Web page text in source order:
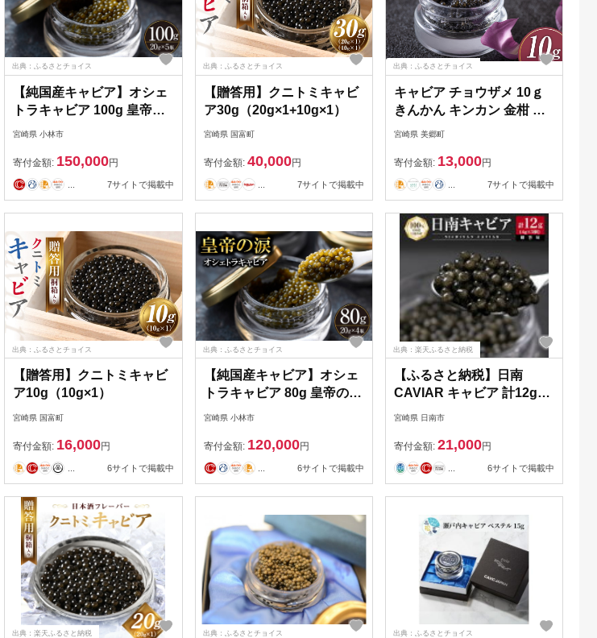
出典：ふるさとチョイス
【純国産キャビア】オシェ
トラキャビア 100g 皇帝の
涙 国産 チョウザメ 魚卵 宮
宮崎県 小林市
寄付金額: 150,000円
7サイトで掲載中
出典：ふるさとチョイス
【贈答用】クニトミキャビ
ア30g（20g×1+10g×1）
宮崎県 国富町
寄付金額: 40,000円
7サイトで掲載中
出典：ふるさとチョイス
キャビア チョウザメ 10ｇ
きんかん キンカン 金柑 フ
レーバー 冷凍 宮崎県産
宮崎県 美郷町
寄付金額: 13,000円
7サイトで掲載中
出典：ふるさとチョイス
【贈答用】クニトミキャビ
ア10g（10g×1）
宮崎県 国富町
寄付金額: 16,000円
6サイトで掲載中
出典：ふるさとチョイス
【純国産キャビア】オシェ
トラキャビア 80g 皇帝の涙
国産 チョウザメ 魚卵 宮崎
宮崎県 小林市
寄付金額: 120,000円
6サイトで掲載中
出典：楽天ふるさと納税
【ふるさと納税】日南
CAVIAR キャビア 計12g
4g 3個 魚卵 魚介 魚貝 国産
珍味 黒いダイヤ 贅沢 高級
上質 ご褒美 お祝い 記念日
イベント パーティー オー
ドブル お取り寄せ グルメ
おすすめ ギフト プレゼン
ト 贈り物 宮崎県 日南市 送
料無料
宮崎県 日南市
寄付金額: 21,000円
6サイトで掲載中
出典：楽天ふるさと納税 出典：ふるさとチョイス 出典：ふるさとチョイス